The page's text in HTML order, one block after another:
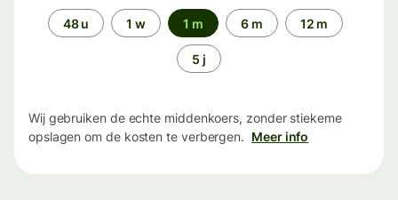
Periode48 u 1 w 1 m 6 m 12 m
5 j
Wij gebruiken de echte middenkoers, zonder stiekeme
opslagen om de kosten te verbergen. Meer info